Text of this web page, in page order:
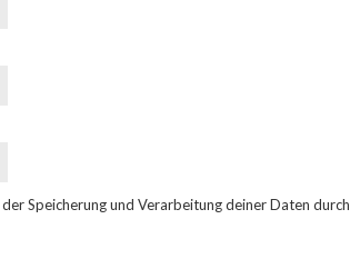
Speicherung und Verarbeitung deiner Daten durch